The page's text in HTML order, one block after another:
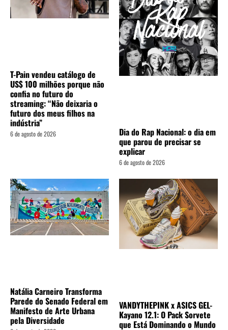
T-Pain vendeu catálogo de
US$ 100 milhões porque não
confia no futuro do
streaming: “Não deixaria o
futuro dos meus filhos na
indústria”
6 de agosto de 2026 Dia do Rap Nacional: o dia em
que parou de precisar se
explicar
6 de agosto de 2026
Natália Carneiro Transforma
Parede do Senado Federal em
Manifesto de Arte Urbana
pela Diversidade
VANDYTHEPINK x ASICS GEL-
Kayano 12.1: O Pack Sorvete
que Está Dominando o Mundo